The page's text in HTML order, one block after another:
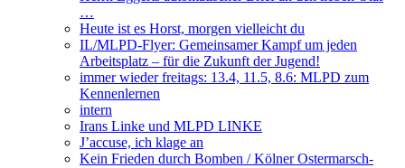
…
Heute ist es Horst, morgen vielleicht du
IL/MLPD-Flyer: Gemeinsamer Kampf um jeden
Arbeitsplatz – für die Zukunft der Jugend!
immer wieder freitags: 13.4, 11.5, 8.6: MLPD zum
Kennenlernen
intern
Irans Linke und MLPD LINKE
J’accuse, ich klage an
Kein Frieden durch Bomben / Kölner Ostermarsch-